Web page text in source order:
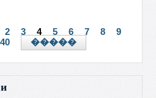
2 3 4 5 6 7 8
9
�����